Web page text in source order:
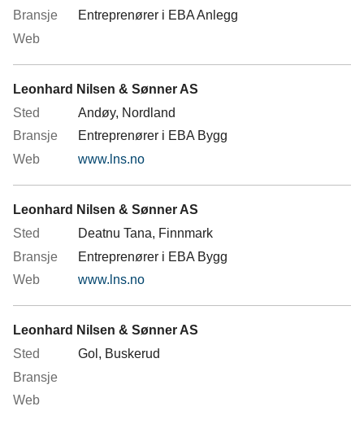
Entreprenører i EBA Anlegg
Leonhard Nilsen & Sønner AS
Andøy, Nordland
Entreprenører i EBA Bygg
www.lns.no
Leonhard Nilsen & Sønner AS
Deatnu Tana, Finnmark
Entreprenører i EBA Bygg
www.lns.no
Leonhard Nilsen & Sønner AS
Gol, Buskerud